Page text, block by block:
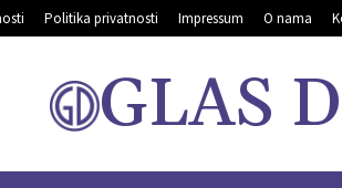
Politika privatnosti Impressum O nama
GLAS